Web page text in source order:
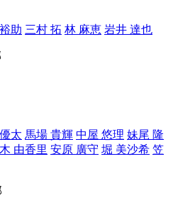
助 三村 拓 林 麻恵 岩井 達也
太 馬場 貴輝 中屋 悠理 妹尾 隆
由香里 安原 廣守 堀 美沙希 笠